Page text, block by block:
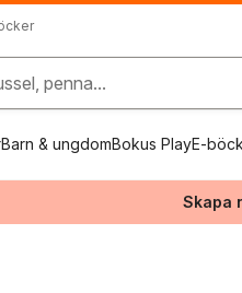
penna...
Barn & ungdomBokus PlayE-
Skapa